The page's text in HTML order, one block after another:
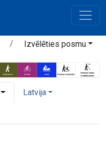
Izvēlēties posmu
Latvija